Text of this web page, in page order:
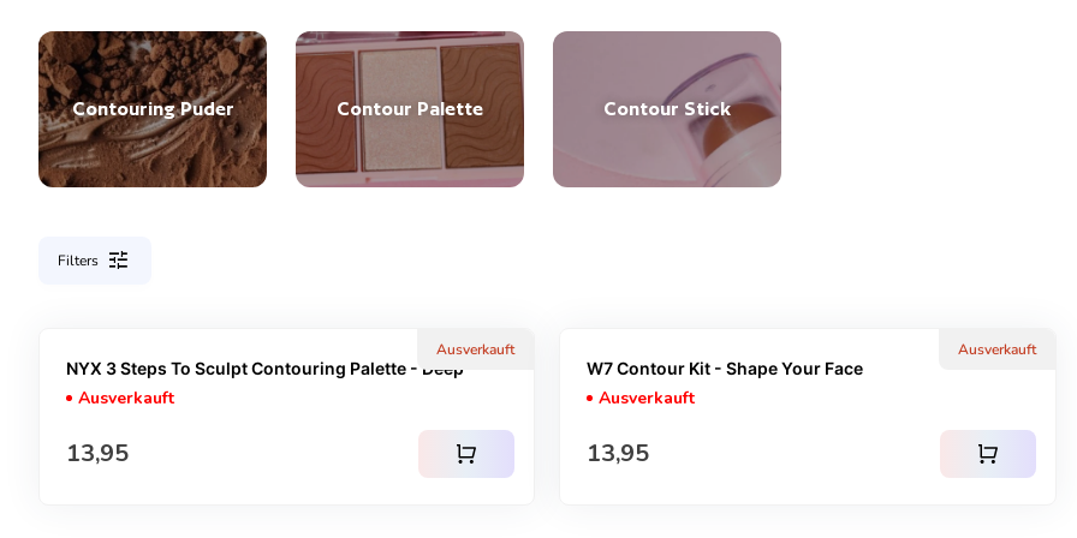
Contouring Puder Contour Palette Contour Stick
Filters tune
Ausverkauft
NYX 3 Steps To Sculpt Contouring Palette - Deep
Ausverkauft
Regulärer Preis
13,95 shopping_cart
Ausverkauft
W7 Contour Kit - Shape Your Face
Ausverkauft
Regulärer Preis
13,95 shopping_cart